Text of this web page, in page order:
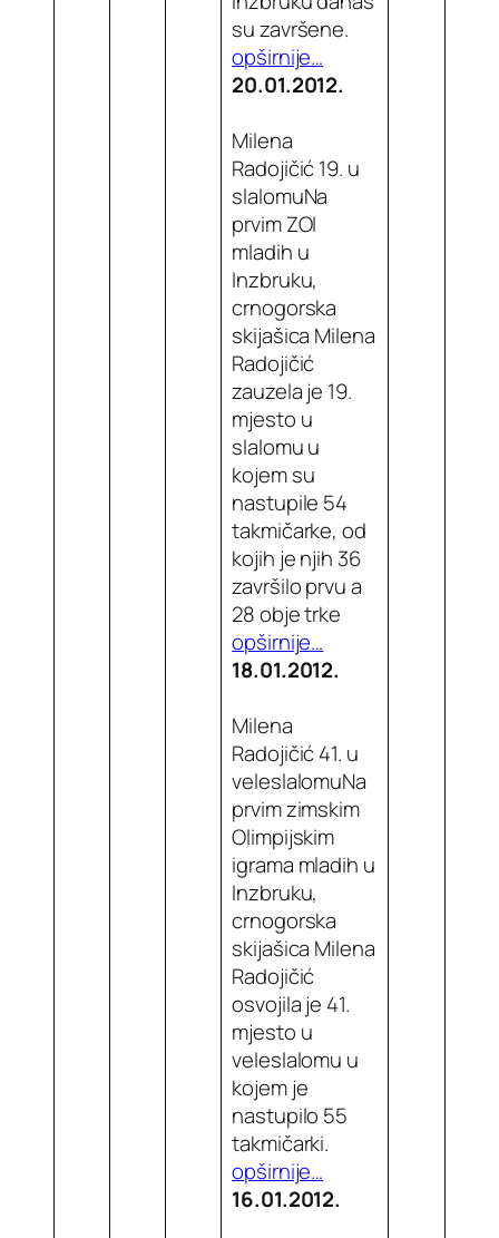
su završene.
opširnije…
20.01.2012.
Milena
Radojičić 19. u
slalomuNa
prvim ZOI
mladih u
Inzbruku,
crnogorska
skijašica Milena
Radojičić
zauzela je 19.
mjesto u
slalomu u
kojem su
nastupile 54
takmičarke, od
kojih je njih 36
završilo prvu a
28 obje trke
opširnije…
18.01.2012.
Milena
Radojičić 41. u
veleslalomuNa
prvim zimskim
Olimpijskim
igrama mladih u
Inzbruku,
crnogorska
skijašica Milena
Radojičić
osvojila je 41.
mjesto u
veleslalomu u
kojem je
nastupilo 55
takmičarki.
opširnije…
16.01.2012.